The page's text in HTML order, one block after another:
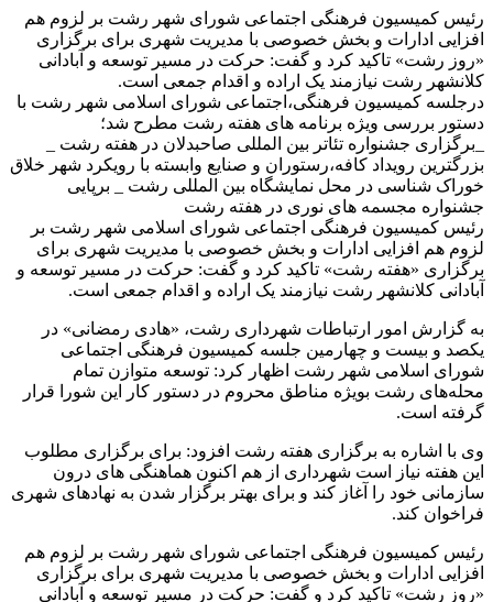
رئیس کمیسیون فرهنگی اجتماعی شورای شهر رشت بر لزوم هم
افزایی ادارات و بخش خصوصی با مدیریت شهری برای برگزاری
«روز رشت» تاکید کرد و گفت: حرکت در مسیر توسعه و آبادانی
کلانشهر رشت نیازمند یک اراده و اقدام جمعی است.
درجلسه کمیسیون فرهنگی،اجتماعی شورای اسلامی شهر رشت با
دستور بررسی ویژه برنامه های هفته رشت مطرح شد؛
_برگزاری جشنواره تئاتر بین المللی صاحبدلان در هفته رشت _
بزرگترین رویداد کافه،رستوران و صنایع وابسته با رویکرد شهر خلاق
خوراک شناسی در محل نمایشگاه بین المللی رشت _ برپایی
جشنواره مجسمه های نوری در هفته رشت
رئیس کمیسیون فرهنگی اجتماعی شورای اسلامی شهر رشت بر
لزوم هم افزایی ادارات و بخش خصوصی با مدیریت شهری برای
برگزاری «هفته رشت» تاکید کرد و گفت: حرکت در مسیر توسعه و
آبادانی کلانشهر رشت نیازمند یک اراده و اقدام جمعی است.
به گزارش امور ارتباطات شهرداری رشت، «هادی رمضانی» در
یکصد و بیست و چهارمین جلسه کمیسیون فرهنگی اجتماعی
شورای اسلامی شهر رشت اظهار کرد: توسعه متوازن تمام
محله‌های رشت بویژه مناطق محروم در دستور کار این شورا قرار
گرفته است.
وی با اشاره به برگزاری هفته رشت افزود: برای برگزاری مطلوب
این هفته نیاز است شهرداری از هم اکنون هماهنگی های درون
سازمانی خود را آغاز کند و برای بهتر برگزار شدن به نهادهای شهری
فراخوان کند.
رئیس کمیسیون فرهنگی اجتماعی شورای شهر رشت بر لزوم هم
افزایی ادارات و بخش خصوصی با مدیریت شهری برای برگزاری
«روز رشت» تاکید کرد و گفت: حرکت در مسیر توسعه و آبادانی